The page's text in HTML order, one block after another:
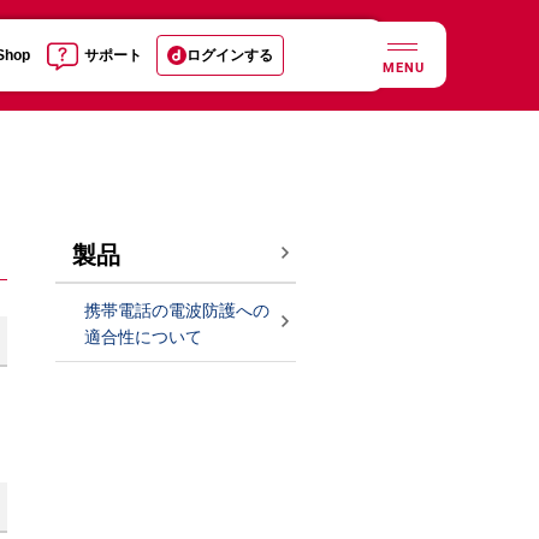
サポート ログインする
MENU
製品
携帯電話の電波防護への
適合性について